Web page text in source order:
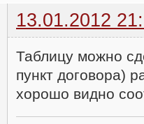
13.01.2012
Таблицу можно
пункт договора)
хорошо видно